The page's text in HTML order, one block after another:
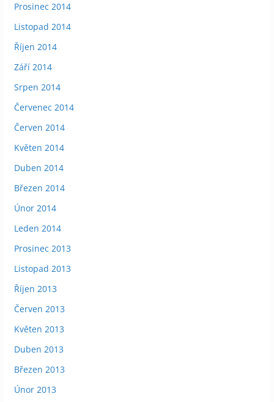
Prosinec 2014
Listopad 2014
Říjen 2014
Září 2014
Srpen 2014
Červenec 2014
Červen 2014
Květen 2014
Duben 2014
Březen 2014
Únor 2014
Leden 2014
Prosinec 2013
Listopad 2013
Říjen 2013
Červen 2013
Květen 2013
Duben 2013
Březen 2013
Únor 2013